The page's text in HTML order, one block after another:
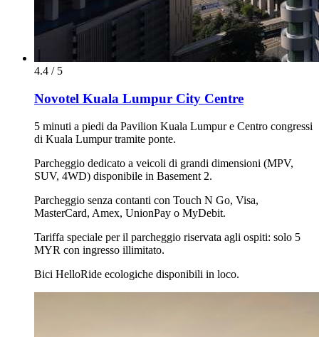
4.4 / 5
Novotel Kuala Lumpur City Centre
5 minuti a piedi da Pavilion Kuala Lumpur e Centro congressi
di Kuala Lumpur tramite ponte.
Parcheggio dedicato a veicoli di grandi dimensioni (MPV,
SUV, 4WD) disponibile in Basement 2.
Parcheggio senza contanti con Touch N Go, Visa,
MasterCard, Amex, UnionPay o MyDebit.
Tariffa speciale per il parcheggio riservata agli ospiti: solo 5
MYR con ingresso illimitato.
Bici HelloRide ecologiche disponibili in loco.